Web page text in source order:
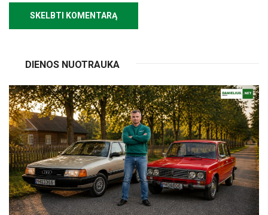
DIENOS NUOTRAUKA